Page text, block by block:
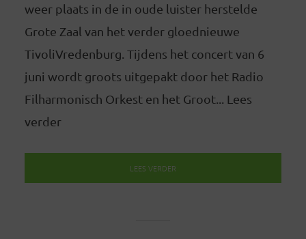
weer plaats in de in oude luister herstelde
Grote Zaal van het verder gloednieuwe
TivoliVredenburg. Tijdens het concert van 6
juni wordt groots uitgepakt door het Radio
Filharmonisch Orkest en het Groot... Lees
verder
LEES VERDER